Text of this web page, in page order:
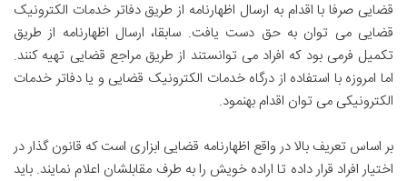
قضایی صرفا با اقدام به ارسال اظهارنامه از طریق دفاتر خدمات الکترونیک
قضایی می توان به حق دست یافت. سابقا، ارسال اظهارنامه از طریق
تکمیل فرمی بود که افراد می توانستند از طریق مراجع قضایی تهیه کنند.
اما امروزه با استفاده از درگاه خدمات الکترونیک قضایی و یا دفاتر خدمات
الکترونیکی می توان اقدام بهنمود.
بر اساس تعریف بالا در واقع اظهارنامه قضایی ابزاری است که قانون گذار در
اختیار افراد قرار داده تا اراده خویش را به طرف مقابلشان اعلام نمایند. باید